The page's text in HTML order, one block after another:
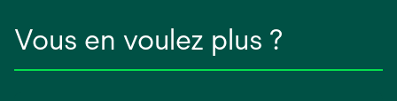
Vous en voulez plus ?